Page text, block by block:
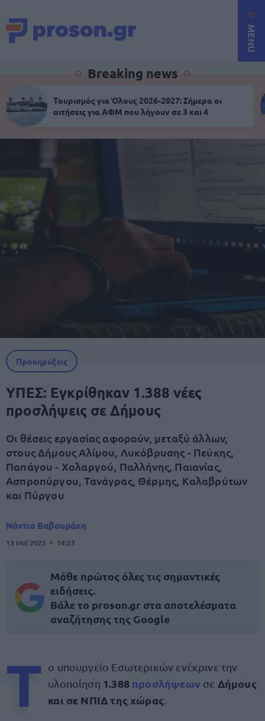
MENU
Breaking news
Τουρισμός για Όλους 2026-2027: Σήμερα οι
αιτήσεις για ΑΦΜ που λήγουν σε 3 και 4
Προκηρύξεις
ΥΠΕΣ: Εγκρίθηκαν 1.388 νέες
προσλήψεις σε Δήμους
Οι θέσεις εργασίας αφορούν, μεταξύ άλλων,
στους Δήμους Αλίμου, Λυκόβρυσης - Πεύκης,
Παπάγου - Χολαργού, Παλλήνης, Παιανίας,
Ασπροπύργου, Τανάγρας, Θέρμης, Καλαβρύτων
και Πύργου
Νάντια Βαβουράκη
13 Μαΐ 2025 14:23
Μάθε πρώτος όλες τις σημαντικές
ειδήσεις.
Βάλε το proson.gr στα αποτελέσματα
αναζήτησης της Google
Τ
ο υπουργείο Εσωτερικών ενέκρινε την
υλοποίηση 1.388 προσλήψεων σε Δήμους
και σε ΝΠΙΔτης χώρας